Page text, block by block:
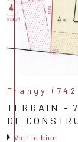
Frangy
TERRAIN -
DE
Voir le bien